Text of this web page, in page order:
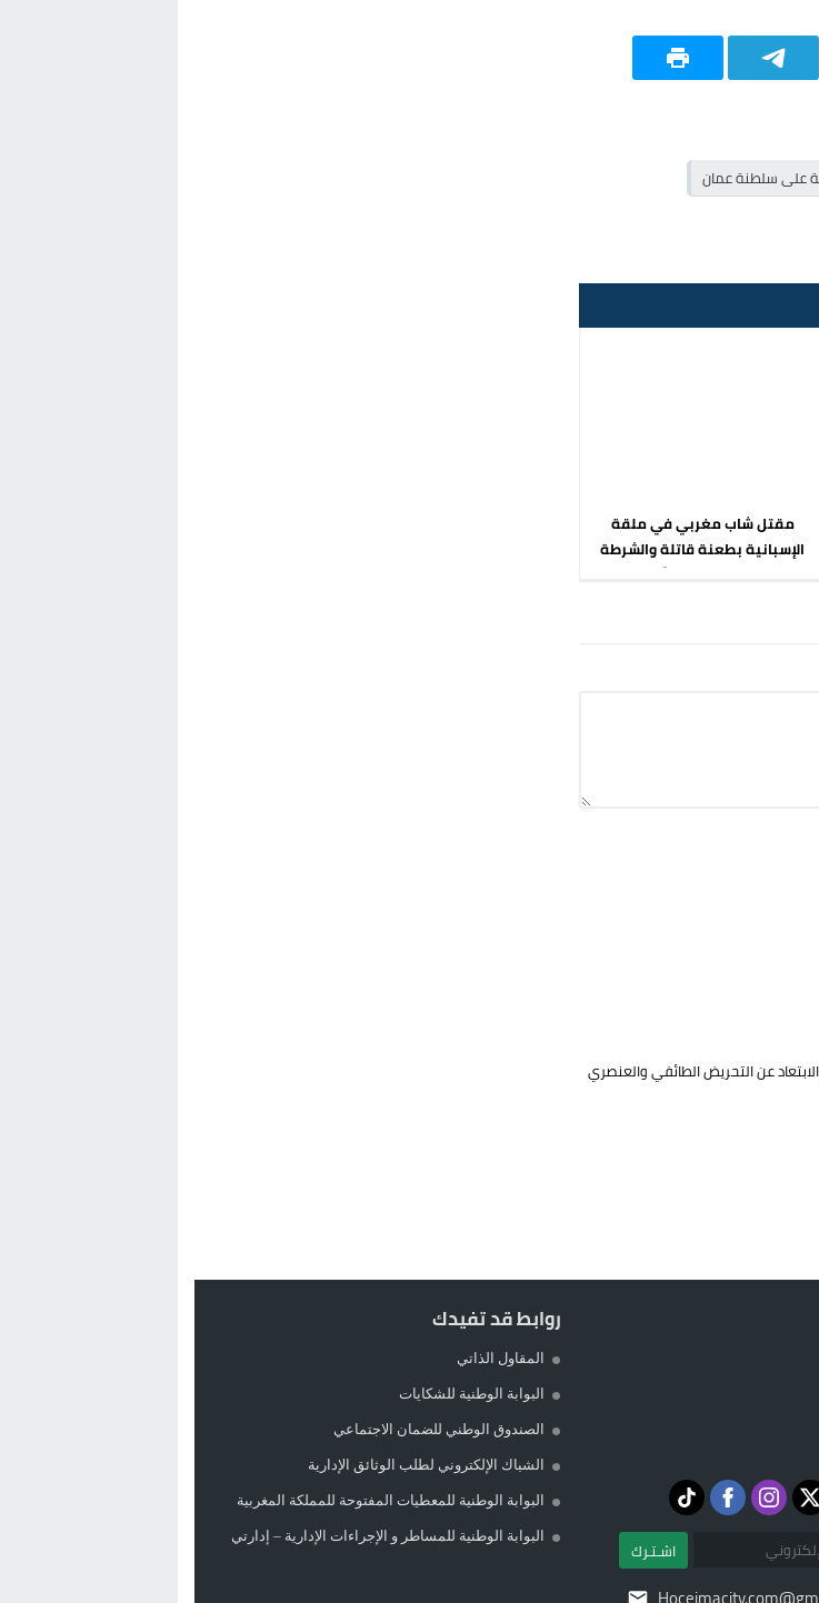
على سلطنة عمان
مقتل شاب مغربي في ملقة
الإسبانية بطعنة قاتلة والشرطة
تفتح تحقيقاً
عن التحريض الطائفي والعنصري
اشـتـرك
روابط قد تفيدك
المقاول الذاتي
البوابة الوطنية للشكايات
الصندوق الوطني للضمان الاجتماعي
الشباك الإلكتروني لطلب الوثائق الإدارية
البوابة الوطنية للمعطيات المفتوحة للمملكة المغربية
البوابة الوطنية للمساطر و الإجراءات الإدارية – إدارتي